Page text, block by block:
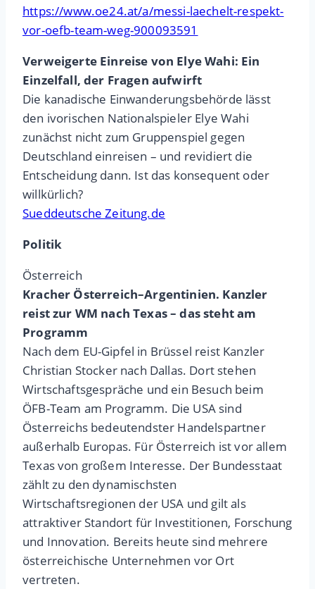
https://www.oe24.at/a/messi-laechelt-respekt-
vor-oefb-team-weg-900093591
Verweigerte Einreise von Elye Wahi: Ein
Einzelfall, der Fragen aufwirft
Die kanadische Einwanderungsbehörde lässt
den ivorischen Nationalspieler Elye Wahi
zunächst nicht zum Gruppenspiel gegen
Deutschland einreisen – und revidiert die
Entscheidung dann. Ist das konsequent oder
willkürlich?
Sueddeutsche Zeitung.de
Politik
Österreich
Kracher Österreich–Argentinien. Kanzler
reist zur WM nach Texas – das steht am
Programm
Nach dem EU-Gipfel in Brüssel reist Kanzler
Christian Stocker nach Dallas. Dort stehen
Wirtschaftsgespräche und ein Besuch beim
ÖFB-Team am Programm. Die USA sind
Österreichs bedeutendster Handelspartner
außerhalb Europas. Für Österreich ist vor allem
Texas von großem Interesse. Der Bundesstaat
zählt zu den dynamischsten
Wirtschaftsregionen der USA und gilt als
attraktiver Standort für Investitionen, Forschung
und Innovation. Bereits heute sind mehrere
österreichische Unternehmen vor Ort
vertreten.